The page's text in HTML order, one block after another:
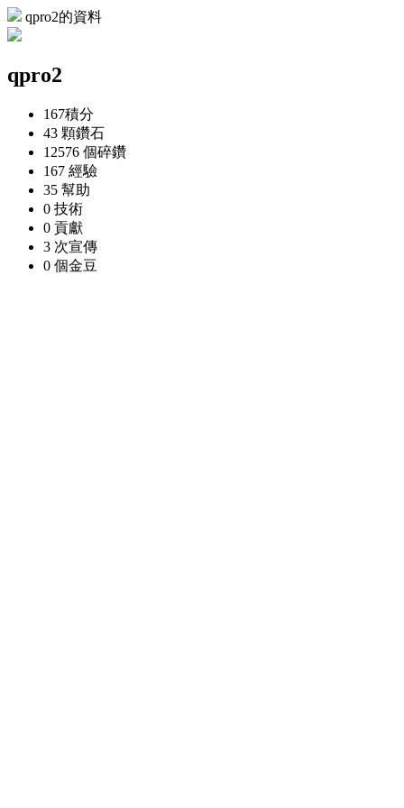
qpro2的資料
qpro2
167積分
43 顆鑽石
12576 個碎鑽
167 經驗
35 幫助
0 技術
0 貢獻
3 次宣傳
0 個金豆